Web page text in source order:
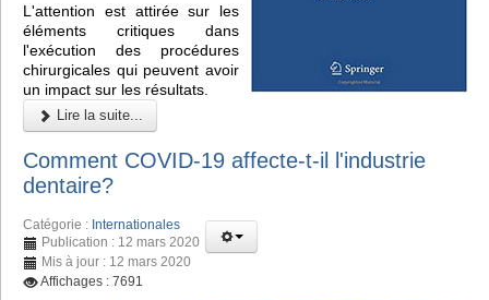
L'attention est attirée sur les
éléments critiques dans
l'exécution des procédures
chirurgicales qui peuvent avoir
un impact sur les résultats.
Lire la suite...
Comment COVID-19 affecte-t-il l'industrie
dentaire?
Catégorie : Internationales
Publication : 12 mars 2020
Mis à jour : 12 mars 2020
Affichages : 7691